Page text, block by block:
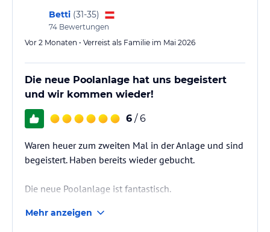
Betti (31-35)
74 Bewertungen
Vor 2 Monaten • Verreist als Familie im Mai 2026
Die neue Poolanlage hat uns begeistert
und wir kommen wieder!
6 / 6
Waren heuer zum zweiten Mal in der Anlage und sind
begeistert. Haben bereits wieder gebucht.
Die neue Poolanlage ist fantastisch.
Mehr anzeigen